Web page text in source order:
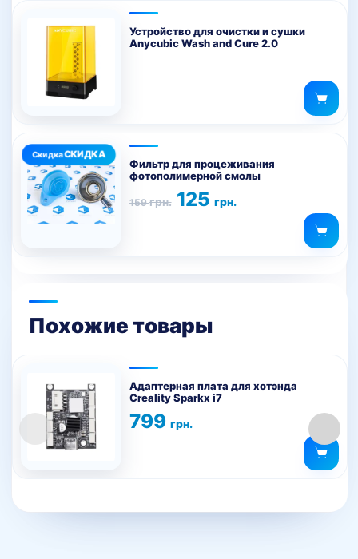
Устройство для очистки и сушки
Anycubic Wash and Cure 2.0
Фильтр для процеживания
фотополимерной смолы
159грн.
Первоначальная
цена
125грн.
Текущая
цена:
Похожие товары
Адаптерная плата для хотэнда
Creality Sparkx i7
799 грн.